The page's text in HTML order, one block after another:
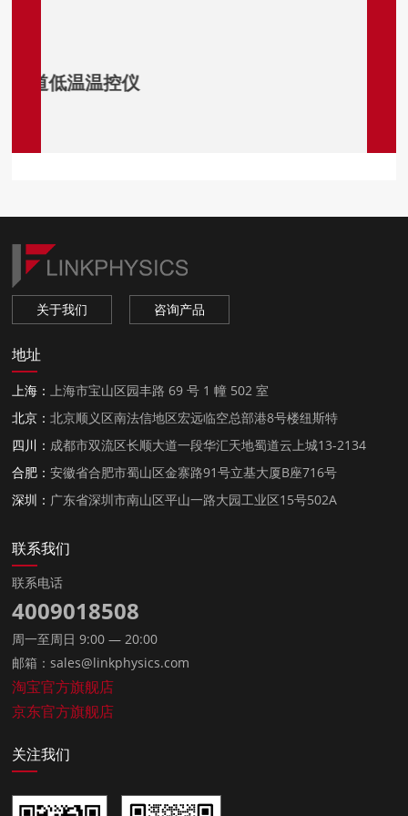
关于我们 咨询产品
地址
上海：上海市宝山区园丰路 69 号 1 幢 502 室
北京：北京顺义区南法信地区宏远临空总部港8号楼纽斯特
四川： 成都市双流区长顺大道一段华汇天地蜀道云上城13-2134
合肥：安徽省合肥市蜀山区金寨路91号立基大厦B座716号
深圳： 广东省深圳市南山区平山一路大园工业区15号502A
联系我们
联系电话
4009018508
周一至周日 9:00 — 20:00
邮箱：sales@linkphysics.com
淘宝官方旗舰店
京东官方旗舰店
关注我们